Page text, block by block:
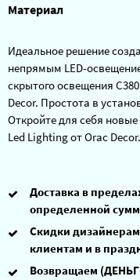
Материал
Идеальное решение
непрямым LED-
скрытого освещения
Decor. Простота в
Откройте для себя
Led Lighting от Orac Decor.
Доставка в
определенной
Скидки
клиентам и в
Возвращаем